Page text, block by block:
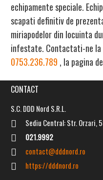
echipamente speciale.
scapati definitiv de
miriapodelor din locuinta
infestate. Contactati-ne la
0753.236.789 , la pagina de
CONTACT
S.C. DDD Nord S.R.L.
Sediu Central: Str. Orzari,
021.9992
contact@dddnord.ro
https://dddnord.ro